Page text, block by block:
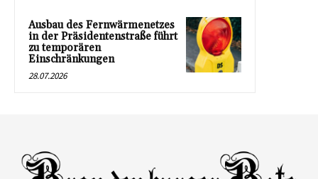
Ausbau des Fernwärmenetzes
in der Präsidentenstraße führt
zu temporären
Einschränkungen
28.07.2026